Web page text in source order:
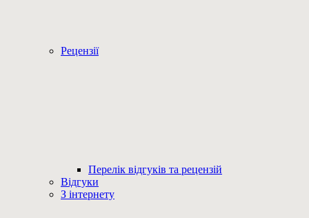
Рецензії
Перелік відгуків та рецензій
Відгуки
З інтернету